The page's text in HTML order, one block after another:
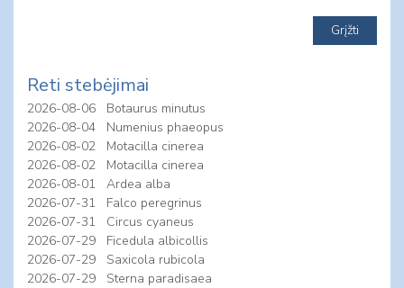
Reti stebėjimai
2026-08-06
Botaurus minutus
2026-08-04
Numenius phaeopus
2026-08-02
Motacilla cinerea
2026-08-02
Motacilla cinerea
2026-08-01
Ardea alba
2026-07-31
Falco peregrinus
2026-07-31
Circus cyaneus
2026-07-29
Ficedula albicollis
2026-07-29
Saxicola rubicola
2026-07-29
Sterna paradisaea